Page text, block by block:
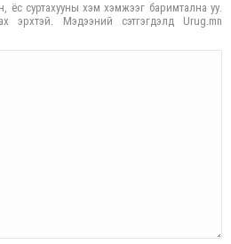
ёс суртахууны хэм хэмжээг баримтална уу.
эрхтэй. Мэдээний сэтгэгдэлд Urug.mn